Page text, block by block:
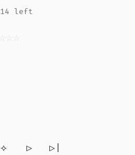
14 left
⟡ ▷ ▷|